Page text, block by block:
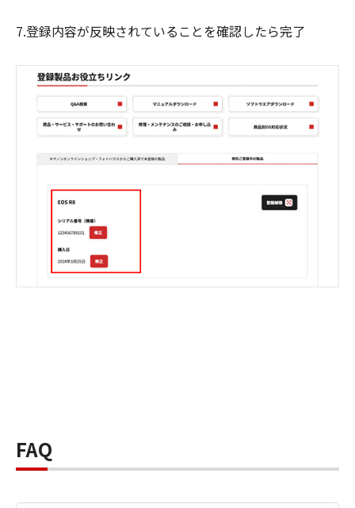
7.登録内容が反映されていることを確認したら完了
FAQ